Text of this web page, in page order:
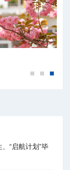
“启航计划”毕